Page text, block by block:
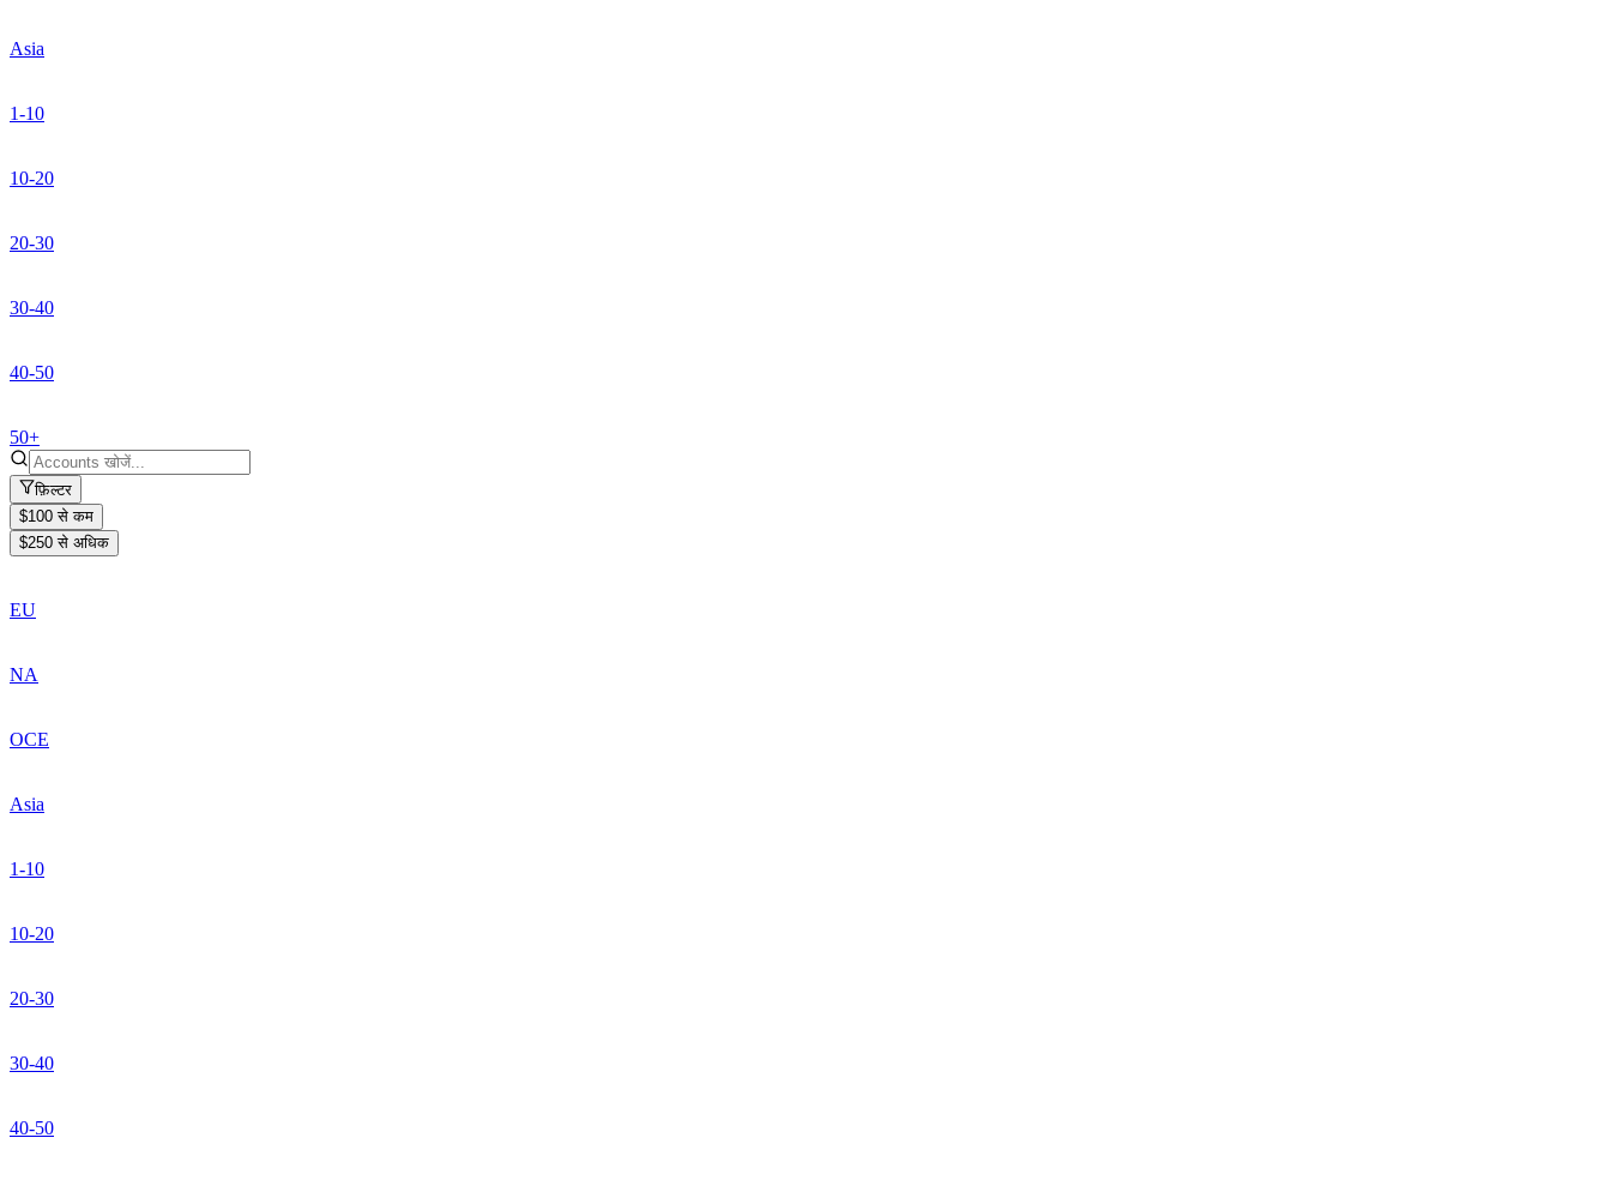
Asia
1-10
10-20
20-30
30-40
40-50
50+
फ़िल्टर
$100 से कम
$250 से अधिक
EU
NA
OCE
Asia
1-10
10-20
20-30
30-40
40-50